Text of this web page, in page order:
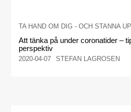
TA HAND OM DIG - OCH STANNA
Att tänka på under coronatider –
perspektiv
2020-04-07 STEFAN LAGROSEN